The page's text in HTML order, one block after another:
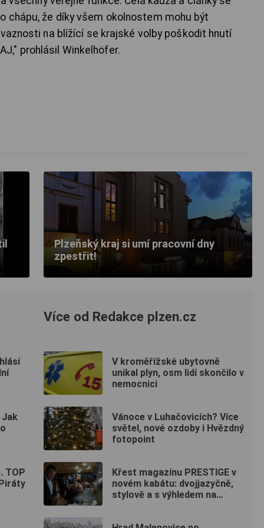
chápu, že díky všem okolnostem mohu být
na blížící se krajské volby poškodit hnutí
prohlásil Winkelhöfer.
Plzeňský kraj si umí pracovní dny
zpestřit!
Jak
TOP
Více od Redakce plzen.cz
V kroměřížské ubytovně
unikal plyn, osm lidí skončilo v
nemocnici
Vánoce v Luhačovicích? Více
světel, nové ozdoby i Hvězdný
fotopoint
Křest magazínu PRESTIGE v
novém kabátu: dvojjazyčně,
stylově a s výhledem na